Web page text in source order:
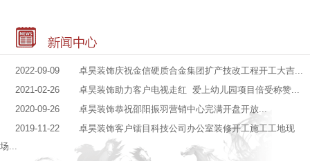
2022-09-09 卓昊装饰庆祝金信硬质合金集团扩产技改工程开工大吉...
2021-02-26 卓昊装饰助力客户电视走红 爱上幼儿园项目倍受称赞...
2020-09-26 卓昊装饰恭祝邵阳振羽营销中心完满开盘开放...
2019-11-22 卓昊装饰客户镭目科技公司办公室装修开工施工工地现
场...